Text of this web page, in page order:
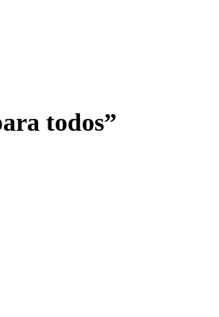
todos”